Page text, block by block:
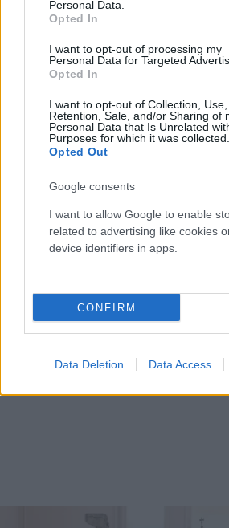
Personal Data.
Opted In
I want to opt-out of processing my
Personal Data for Targeted
Opted In
I want to opt-out of Collection, Use,
Retention, Sale, and/or Sharing of
Personal Data that Is Unrelated
Purposes for which it was collected.
Opted Out
Google consents
I want to allow Google to enable
related to advertising like cookies
device identifiers in apps.
CONFIRM
Data Deletion Data Access
Υπόθεση Marfin: Στην
FBI» για την 46χρονη - Την
αναμένεται στην Αθήνα
05.08.2026